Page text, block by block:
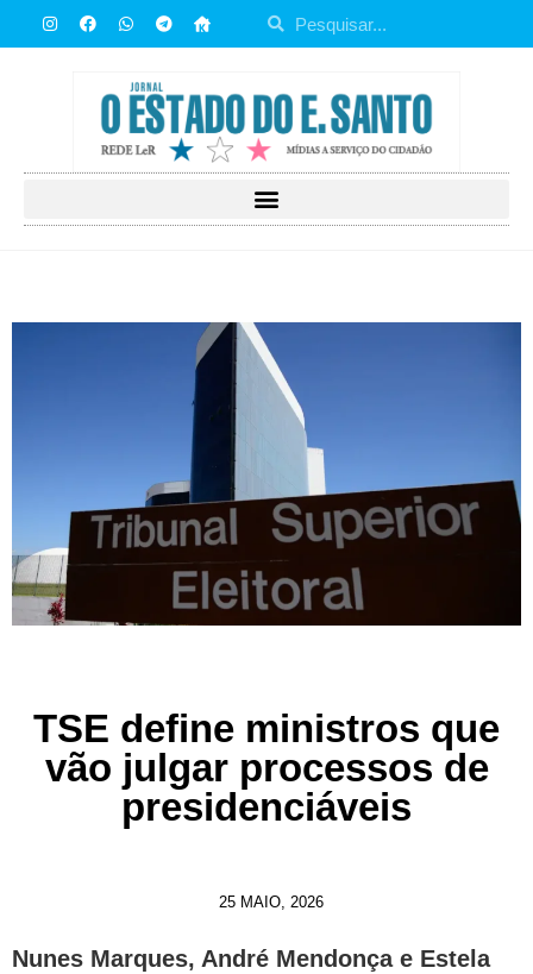
TSE define ministros que
vão julgar processos de
presidenciáveis
25 MAIO, 2026
Nunes Marques, André Mendonça e Estela